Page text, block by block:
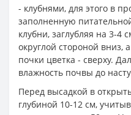
- клубнями, для этого в
заполненную
клубни, заглубляя на 3-4
округлой стороной вниз,
почки цветка - сверху.
влажность почвы до
Перед высадкой в
глубиной 10-12 см,